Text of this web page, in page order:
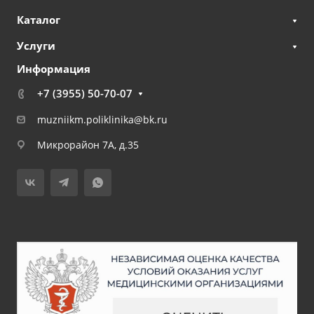
Каталог
Услуги
Информация
+7 (3955) 50-70-07
muzniikm.poliklinika@bk.ru
Микрорайон 7А, д.35